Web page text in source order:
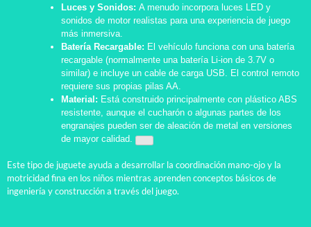
Luces y Sonidos: A menudo incorpora luces LED y
sonidos de motor realistas para una experiencia de juego
más inmersiva.
Batería Recargable: El vehículo funciona con una batería
recargable (normalmente una batería Li-ion de 3.7V o
similar) e incluye un cable de carga USB. El control remoto
requiere sus propias pilas AA.
Material: Está construido principalmente con plástico ABS
resistente, aunque el cucharón o algunas partes de los
engranajes pueden ser de aleación de metal en versiones
de mayor calidad.
Este tipo de juguete ayuda a desarrollar la coordinación mano-ojo y la
motricidad fina en los niños mientras aprenden conceptos básicos de
ingeniería y construcción a través del juego.